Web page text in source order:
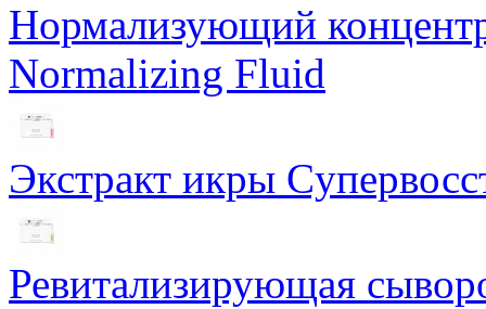
Нормализующий
Normalizing Fluid
Экстракт икры
Ревитализирующая